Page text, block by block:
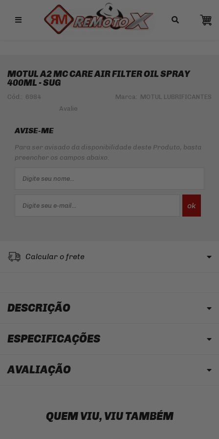
Remotox
MOTUL A2 MC CARE AIR FILTER OIL SPRAY
400ML - SUG
Cód.: 6984 Marca: MOTUL LUBRIFICANTES
AVISE-ME
Para ser avisado da disponibilidade deste Produto, basta
preencher os campos abaixo.
Calcular o frete
DESCRIÇÃO
ESPECIFICAÇÕES
AVALIAÇÃO
QUEM VIU, VIU TAMBÉM